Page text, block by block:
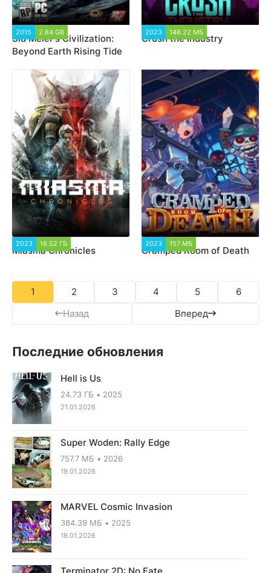
2015 2.84 GB
Sid Meier's Civilization:
Beyond Earth Rising Tide
2023 148.22 МБ
Crush the Industry
2023 18.52 ГБ
Miasma Chronicles
2023 157 МБ
Cramped Room of Death
Назад
1 2 3 4 5
6
Вперед
Последние обновления
Hell is Us
24.73 ГБ 2025
21.01.2026
Super Woden: Rally Edge
757.7 МБ 2026
19.01.2026
MARVEL Cosmic Invasion
384.39 МБ 2025
18.01.2026
Terminator 2D: No Fate